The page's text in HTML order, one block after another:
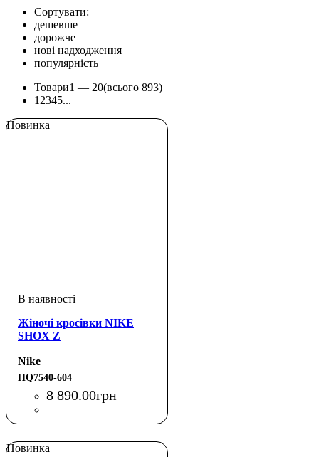
Сортувати:
дешевше
дорожче
нові надходження
популярність
Товари1 — 20(всього 893)
1 2345...
Новинка
Жіночі кросівки NIKE
SHOX Z
Nike
HQ7540-604
8 890.00грн
Новинка